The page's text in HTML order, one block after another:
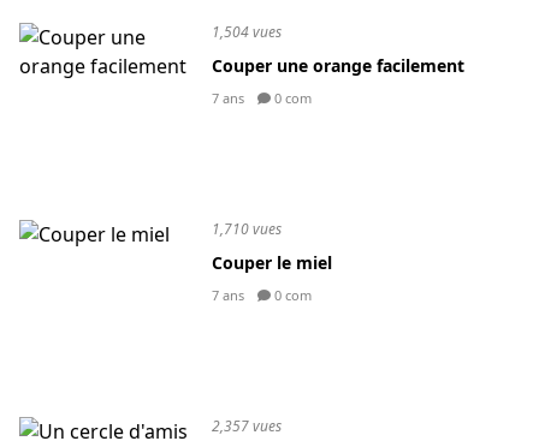
1,504 vues
Couper une orange facilement
7 ans 0 com
1,710 vues
Couper le miel
7 ans 0 com
2,357 vues